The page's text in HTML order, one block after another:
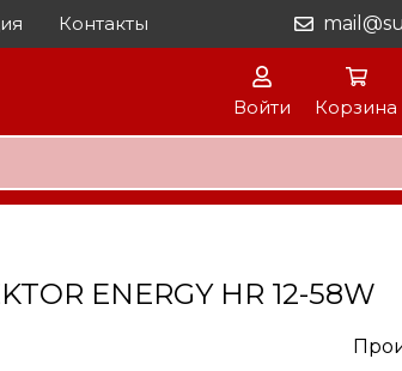
Контакты
Войти Корзина
ENERGY HR 12-58W